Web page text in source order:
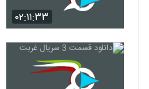
۰۲:۱۱:۳۳